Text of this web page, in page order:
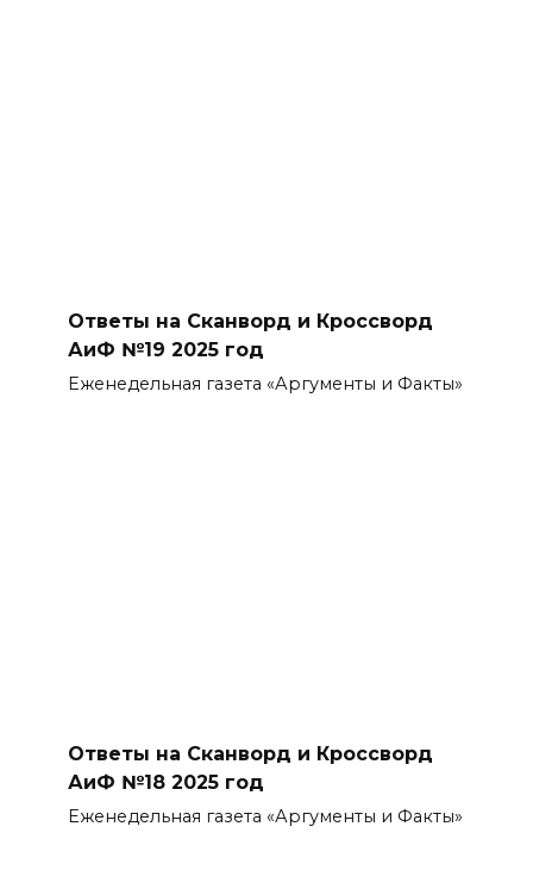
Ответы на Сканворд и Кроссворд
АиФ №19 2025 год
Еженедельная газета «Аргументы и Факты»
Ответы на Сканворд и Кроссворд
АиФ №18 2025 год
Еженедельная газета «Аргументы и Факты»